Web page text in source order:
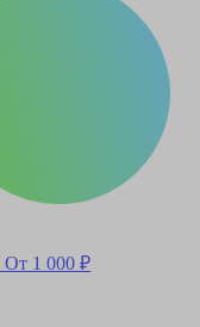
От 1 000 ₽